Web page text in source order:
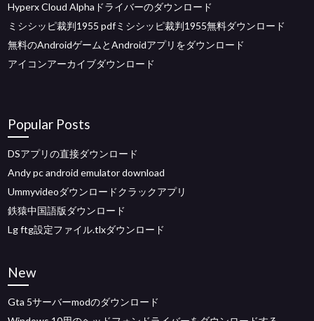
Hyperx Cloud Alphaドライバーのダウンロード
ミシシッピ裁判1955 pdfミシシッピ裁判1955無料ダウンロード
無料のAndroidゲームとAndroidアプリをダウンロード
アイコンアーカイブダウンロード
Popular Posts
DSアプリの直接ダウンロード
Andy pc android emulator download
Ummyvideoダウンロードクラックアプリ
鉄猿中国語版ダウンロード
Lg ftg設定ファイル.tlxダウンロード
New
Gta 5サーバーmodのダウンロード